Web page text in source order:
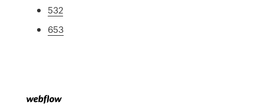
532
653